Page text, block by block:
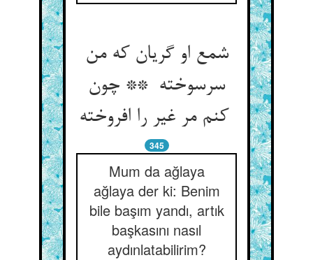
شمع او گریان که من
سرسوخته ** چون
345
Mum da ağlaya
ağlaya der ki: Benim
bile başım yandı, artık
başkasını nasıl
aydınlatabilirim?